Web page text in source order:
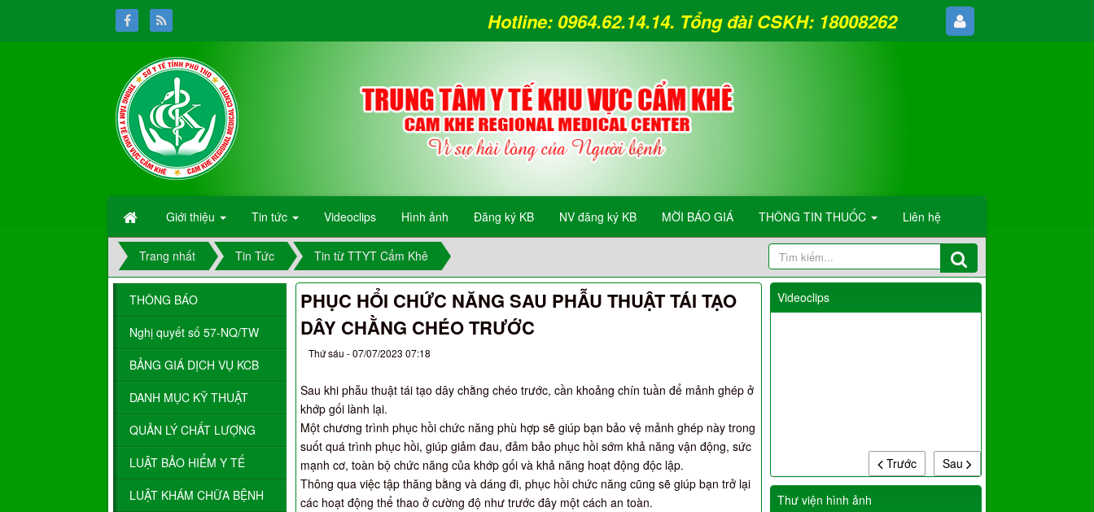
Giới thiệu Tin tức Videoclips Hình ảnh Đăng ký KB NV đăng ký KB MỜI BÁO GIÁ THÔNG TIN THUỐC Liên hệ
Hotline: 0964.62.14.14. Tổng đài CSKH: 18008262
Trang nhất Tin Tức Tin từ TTYT Cẩm Khê
PHỤC HỔI CHỨC NĂNG SAU PHẪU THUẬT TÁI TẠO
DÂY CHẰNG CHÉO TRƯỚC
Thứ sáu - 07/07/2023 07:18
Sau khi phẫu thuật tái tạo dây chằng chéo trước, cần khoảng chín tuần để mảnh ghép ở
khớp gối lành lại.
Một chương trình phục hồi chức năng phù hợp sẽ giúp bạn bảo vệ mảnh ghép này trong
suốt quá trình phục hồi, giúp giảm đau, đảm bảo phục hồi sớm khả năng vận động, sức
mạnh cơ, toàn bộ chức năng của khớp gối và khả năng hoạt động độc lập.
Thông qua việc tập thăng bằng và dáng đi, phục hồi chức năng cũng sẽ giúp bạn trở lại
các hoạt động thể thao ở cường độ như trước đây một cách an toàn.
Videoclips
Sau
Trước
Thư viện hình ảnh
THÔNG BÁO
Nghị quyết số 57-NQ/TW
BẢNG GIÁ DỊCH VỤ KCB
DANH MỤC KỸ THUẬT
QUẢN LÝ CHẤT LƯỢNG
LUẬT BẢO HIỂM Y TẾ
LUẬT KHÁM CHỮA BỆNH